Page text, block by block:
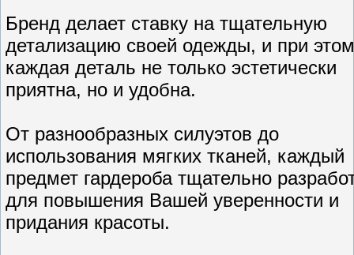
Бренд делает ставку на тщательную
детализацию своей одежды, и при этом
каждая деталь не только эстетически
приятна, но и удобна.
От разнообразных силуэтов до
использования мягких тканей, каждый
предмет гардероба тщательно
для повышения Вашей уверенности и
придания красоты.